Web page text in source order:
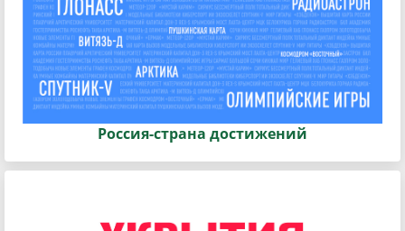
Россия-страна достижений